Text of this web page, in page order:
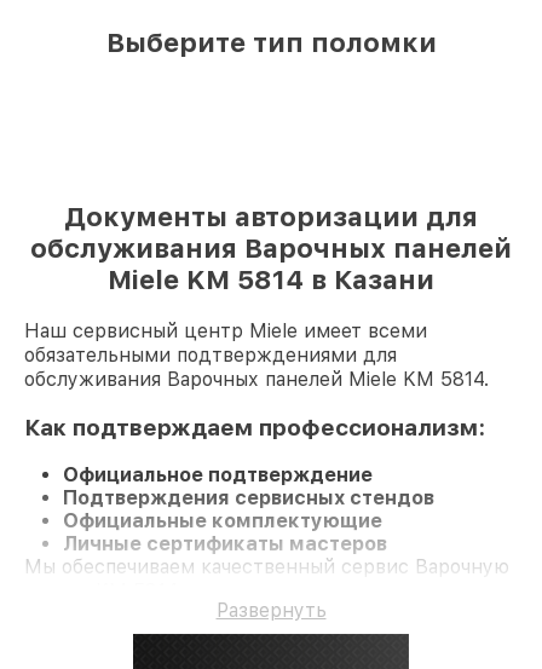
Выберите тип поломки
Документы авторизации для
обслуживания Варочных панелей
Miele KM 5814 в Казани
Наш сервисный центр Miele имеет всеми
обязательными подтверждениями для
обслуживания Варочных панелей Miele KM 5814.
Как подтверждаем профессионализм:
Официальное подтверждение
Подтверждения сервисных стендов
Официальные комплектующие
Личные сертификаты мастеров
Мы обеспечиваем качественный сервис Варочную
Развернуть